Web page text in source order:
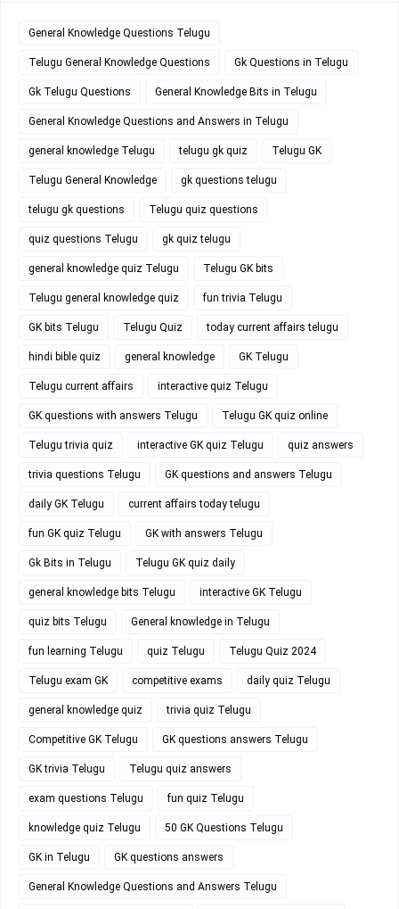
General Knowledge Questions Telugu
Telugu General Knowledge Questions Gk Questions in Telugu
Gk Telugu Questions General Knowledge Bits in Telugu
General Knowledge Questions and Answers in Telugu
general knowledge Telugu telugu gk quiz Telugu GK
Telugu General Knowledge gk questions telugu
telugu gk questions Telugu quiz questions
quiz questions Telugu gk quiz telugu
general knowledge quiz Telugu Telugu GK bits
Telugu general knowledge quiz fun trivia Telugu
GK bits Telugu Telugu Quiz today current affairs telugu
hindi bible quiz general knowledge GK Telugu
Telugu current affairs interactive quiz Telugu
GK questions with answers Telugu Telugu GK quiz online
Telugu trivia quiz interactive GK quiz Telugu quiz answers
trivia questions Telugu GK questions and answers Telugu
daily GK Telugu current affairs today telugu
fun GK quiz Telugu GK with answers Telugu
Gk Bits in Telugu Telugu GK quiz daily
general knowledge bits Telugu interactive GK Telugu
quiz bits Telugu General knowledge in Telugu
fun learning Telugu quiz Telugu Telugu Quiz 2024
Telugu exam GK competitive exams daily quiz Telugu
general knowledge quiz trivia quiz Telugu
Competitive GK Telugu GK questions answers Telugu
GK trivia Telugu Telugu quiz answers
exam questions Telugu fun quiz Telugu
knowledge quiz Telugu 50 GK Questions Telugu
GK in Telugu GK questions answers
General Knowledge Questions and Answers Telugu